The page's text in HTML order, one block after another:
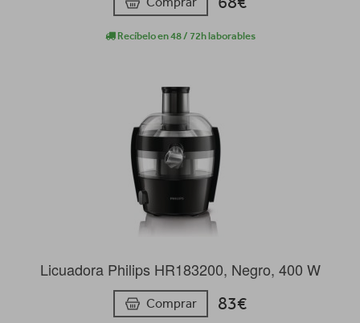
Recíbelo en 48 / 72h laborables
Licuadora Philips HR183200, Negro, 400 W
Comprar 83€